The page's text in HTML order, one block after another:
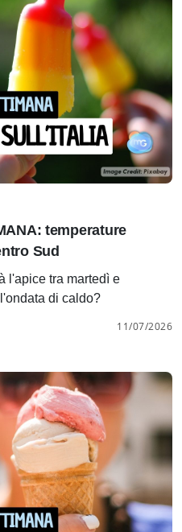
temperature
Sud
l'apice tra martedì e
di caldo?
11/07/2026